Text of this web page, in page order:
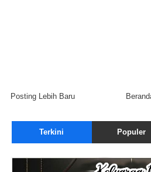
Posting Lebih Baru
Terkini Populer